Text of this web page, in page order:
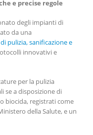
e precise regole
degli impianti di
da una
pulizia, sanificazione e
innovativi e
per la pulizia
se a disposizione di
biocida, registrati come
della Salute, e un